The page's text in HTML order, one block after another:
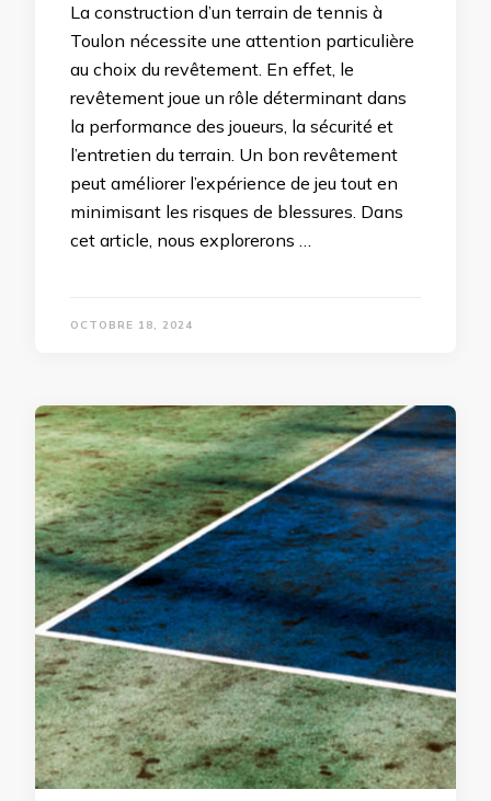
La construction d’un terrain de tennis à
Toulon nécessite une attention particulière
au choix du revêtement. En effet, le
revêtement joue un rôle déterminant dans
la performance des joueurs, la sécurité et
l’entretien du terrain. Un bon revêtement
peut améliorer l’expérience de jeu tout en
minimisant les risques de blessures. Dans
cet article, nous explorerons …
OCTOBRE 18, 2024